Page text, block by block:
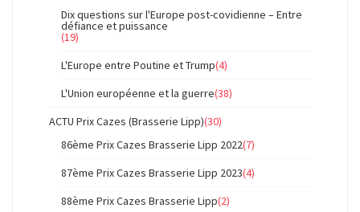
Dix questions sur l'Europe post-covidienne – Entre
défiance et puissance
(19)
L'Europe entre Poutine et Trump(4)
L'Union européenne et la guerre(38)
ACTU Prix Cazes (Brasserie Lipp)(30)
86ème Prix Cazes Brasserie Lipp 2022(7)
87ème Prix Cazes Brasserie Lipp 2023(4)
88ème Prix Cazes Brasserie Lipp(2)